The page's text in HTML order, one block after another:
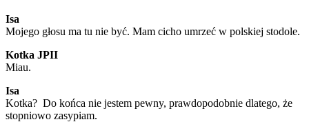
Isa
Mojego głosu ma tu nie być. Mam cicho umrzeć w polskiej stodole.
Kotka JPII
Miau.
Isa
Kotka? Do końca nie jestem pewny, prawdopodobnie dlatego, że
stopniowo zasypiam.